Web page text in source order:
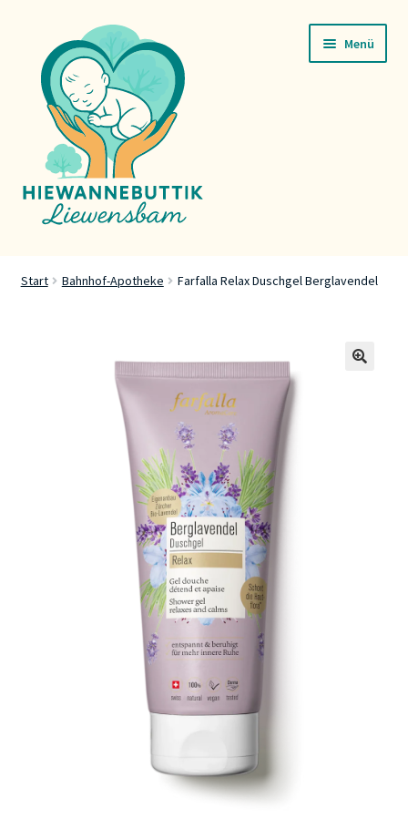
Navigation
springen
Inhalt
springen
Menü
Start Bahnhof-Apotheke Farfalla Relax Duschgel Berglavendel